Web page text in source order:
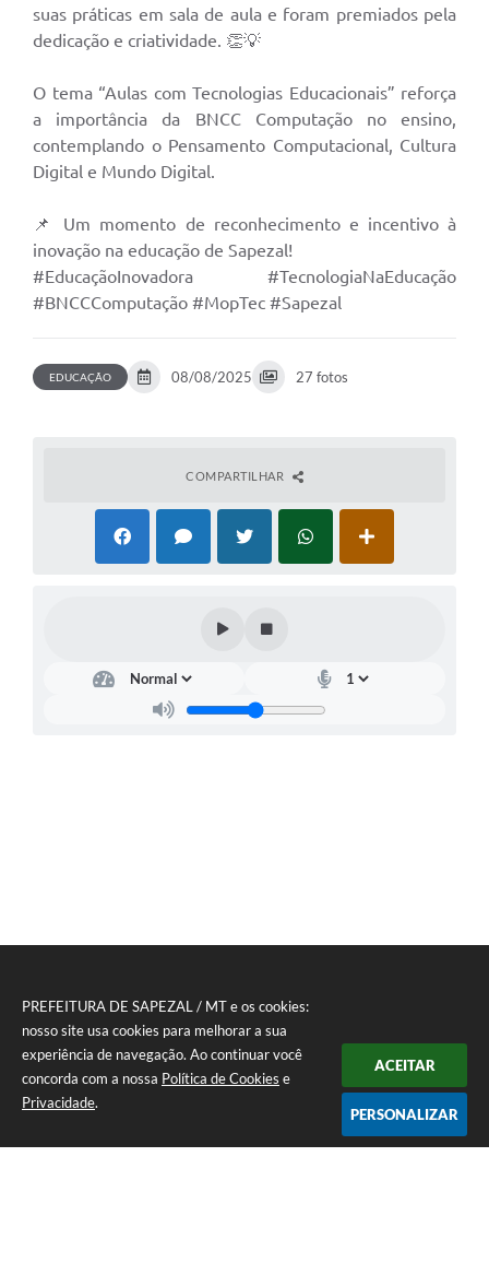
PREFEITURA DE SAPEZAL / MT e os cookies:
nosso site usa cookies para melhorar a sua
experiência de navegação. Ao continuar você
concorda com a nossa Política de Cookies e
Privacidade.
ACEITAR
PERSONALIZAR
suas práticas em sala de aula e foram premiados pela
dedicação e criatividade. 👏💡
O tema “Aulas com Tecnologias Educacionais” reforça
a importância da BNCC Computação no ensino,
contemplando o Pensamento Computacional, Cultura
Digital e Mundo Digital.
📌 Um momento de reconhecimento e incentivo à
inovação na educação de Sapezal!
#EducaçãoInovadora #TecnologiaNaEducação
#BNCCComputação #MopTec #Sapezal
EDUCAÇÃO 08/08/2025 27 fotos
COMPARTILHAR